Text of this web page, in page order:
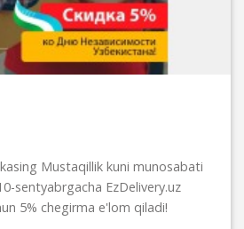
Mustaqillik kuni munosabati
sentyabrgacha EzDelivery.uz
5% chegirma e'lom qiladi!